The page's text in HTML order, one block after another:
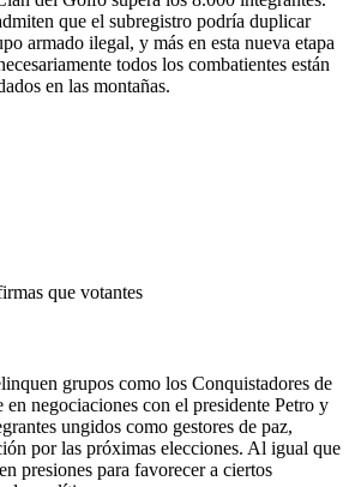
que el subregistro podría duplicar
armado ilegal, y más en esta nueva etapa
todos los combatientes están
en las montañas.
que votantes
grupos como los Conquistadores de
en negociaciones con el presidente Petro y
ungidos como gestores de paz,
por las próximas elecciones. Al igual que
presiones para favorecer a ciertos